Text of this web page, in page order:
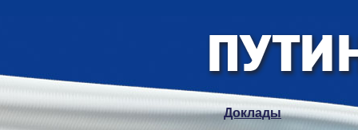
Доклады